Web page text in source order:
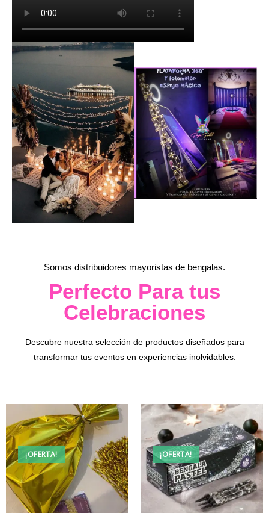
Somos distribuidores mayoristas de bengalas.
Perfecto Para tus
Celebraciones
Descubre nuestra selección de productos diseñados para
transformar tus eventos en experiencias inolvidables.
¡OFERTA! ¡OFERTA!